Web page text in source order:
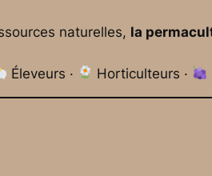
naturelles, la
Éleveurs · Horticulteurs ·